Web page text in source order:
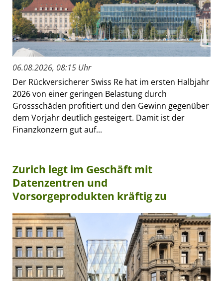
06.08.2026, 08:15 Uhr
Der Rückversicherer Swiss Re hat im ersten Halbjahr
2026 von einer geringen Belastung durch
Grossschäden profitiert und den Gewinn gegenüber
dem Vorjahr deutlich gesteigert. Damit ist der
Finanzkonzern gut auf...
Zurich legt im Geschäft mit
Datenzentren und
Vorsorgeprodukten kräftig zu